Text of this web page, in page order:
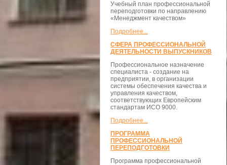
Учебный план профессиональной
переподготовки по направлению
«Менеджмент качеством»
Подробнее...
СФЕРА ПРОФЕССИОНАЛЬНОЙ
ДЕЯТЕЛЬНОСТИ ВЫПУСКНИКОВ
Профессиональное назначение
специалиста - создание на
предприятии, в организации
системы обеспечения качества и
управления качеством,
соответствующих Европейским
стандартам ИСО 9000.
Подробнее...
ПРОГРАММА
ПРОФЕССИОНАЛЬНОЙ
ПЕРЕПОДГОТОВКИ
Программа профессиональной